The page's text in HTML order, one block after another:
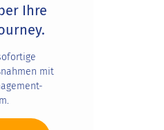
Ihre
mit